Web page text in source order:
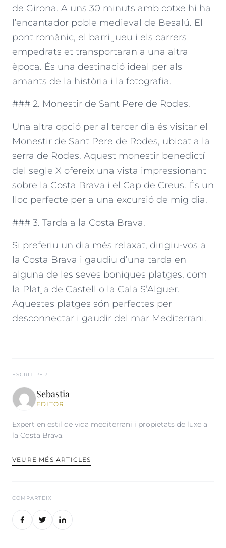
ESCRIT PER
Sebastia
EDITOR
Expert en estil de vida mediterrani i propietats de luxe a
la Costa Brava.
VEURE MÉS ARTICLES
COMPARTEIX
de Girona. A uns 30 minuts amb cotxe hi ha
l’encantador poble medieval de Besalú. El
pont romànic, el barri jueu i els carrers
empedrats et transportaran a una altra
època. És una destinació ideal per als
amants de la història i la fotografia.
### 2. Monestir de Sant Pere de Rodes.
Una altra opció per al tercer dia és visitar el
Monestir de Sant Pere de Rodes, ubicat a la
serra de Rodes. Aquest monestir benedictí
del segle X ofereix una vista impressionant
sobre la Costa Brava i el Cap de Creus. És un
lloc perfecte per a una excursió de mig dia.
### 3. Tarda a la Costa Brava.
Si preferiu un dia més relaxat, dirigiu-vos a
la Costa Brava i gaudiu d’una tarda en
alguna de les seves boniques platges, com
la Platja de Castell o la Cala S’Alguer.
Aquestes platges són perfectes per
desconnectar i gaudir del mar Mediterrani.